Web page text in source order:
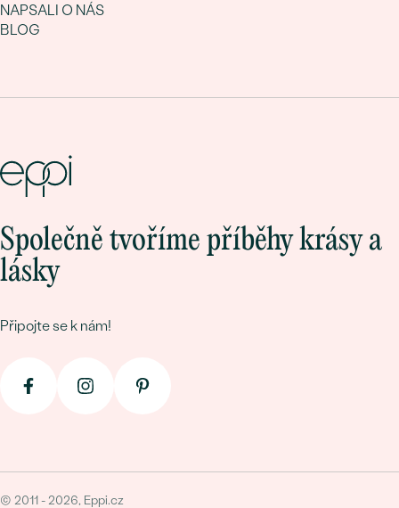
NAPSALI O NÁS
BLOG
Společně tvoříme příběhy krásy a
lásky
Připojte se k nám!
© 2011 - 2026, Eppi.cz